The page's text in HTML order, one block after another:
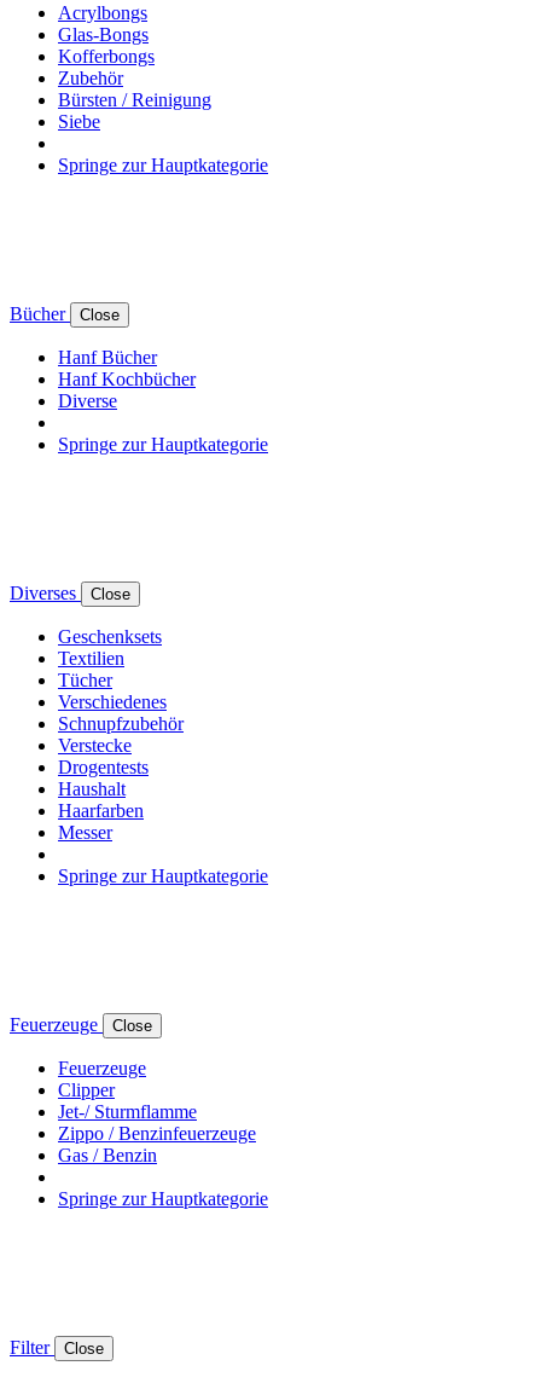
Acrylbongs
Glas-Bongs
Kofferbongs
Zubehör
Bürsten / Reinigung
Siebe
Springe zur Hauptkategorie
Bücher Close
Hanf Bücher
Hanf Kochbücher
Diverse
Springe zur Hauptkategorie
Diverses Close
Geschenksets
Textilien
Tücher
Verschiedenes
Schnupfzubehör
Verstecke
Drogentests
Haushalt
Haarfarben
Messer
Springe zur Hauptkategorie
Feuerzeuge Close
Feuerzeuge
Clipper
Jet-/ Sturmflamme
Zippo / Benzinfeuerzeuge
Gas / Benzin
Springe zur Hauptkategorie
Filter Close